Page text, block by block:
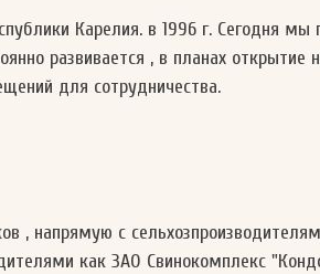
Карелия. в 1996 г. Сегодня
развивается , в планах
для сотрудничества.
, напрямую с
как ЗАО Свинокомплекс